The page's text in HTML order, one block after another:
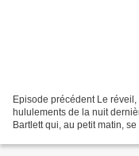
Episode précédent Le
hululements de la nuit
Bartlett qui, au petit matin,